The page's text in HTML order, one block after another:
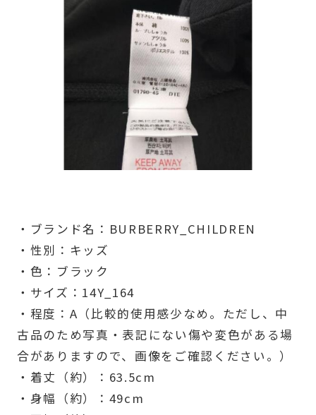
・ブランド名：BURBERRY_CHILDREN
・性別：キッズ
・色：ブラック
・サイズ：14Y_164
・程度：A（比較的使用感少なめ。ただし、中
古品のため写真・表記にない傷や変色がある場
合がありますので、画像をご確認ください。）
・着丈（約）：63.5cm
・身幅（約）：49cm